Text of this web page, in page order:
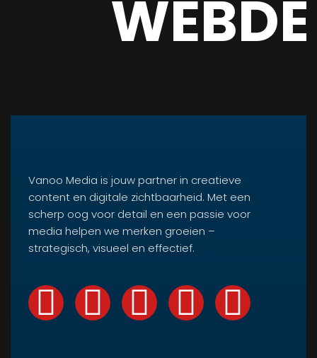
Vanoo Media is jouw partner in creatieve
content en digitale zichtbaarheid. Met een
scherp oog voor detail en een passie voor
media helpen we merken groeien –
strategisch, visueel en effectief.